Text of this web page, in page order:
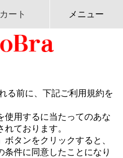
カート メニュー
る前に、下記ご利用規約を
使用するに当たってのあな
ております。
ボタンをクリックすると、
条件に同意したことになり